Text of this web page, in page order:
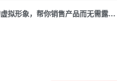
AI创作者学院：教你制作逼真的虚拟形象，帮你销售产品而无需露面【原创双语字幕】